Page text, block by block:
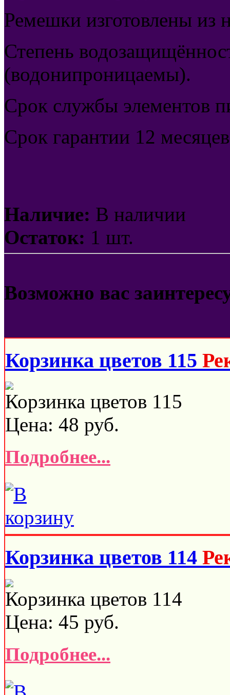
Ремешки изготовлены из
Степень
(водонипроницаемы).
Срок службы элементов
Срок гарантии 12
Наличие: В наличии
Остаток: 1 шт.
Возможно вас
Корзинка цветов 115
Корзинка цветов 115
Цена: 48 руб.
Подробнее...
Корзинка цветов 114
Корзинка цветов 114
Цена: 45 руб.
Подробнее...